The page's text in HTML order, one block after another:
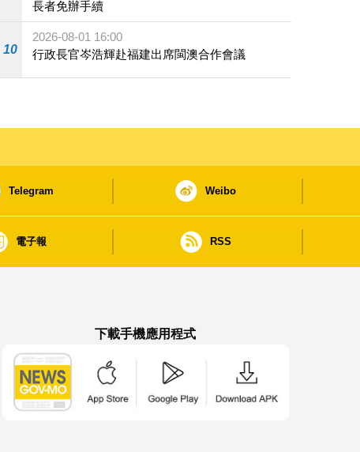
長者免辦手續
10
2026-08-01 16:00
行政長官岑浩輝赴福建出席閩澳合作會議
Telegram Weibo
電子報 RSS
下載手機應用程式